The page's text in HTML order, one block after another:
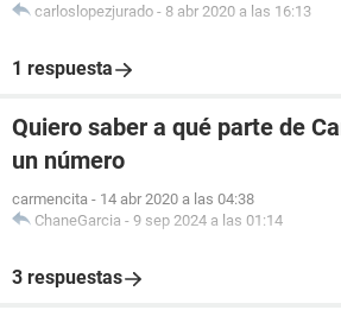
carloslopezjurado - 8 abr 2020 a las 16:13
1 respuesta
Quiero saber a qué parte de
un número
carmencita - 14 abr 2020 a las 04:38
ChaneGarcia - 9 sep 2024 a las 01:14
3 respuestas